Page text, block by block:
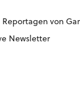
von
Newsletter